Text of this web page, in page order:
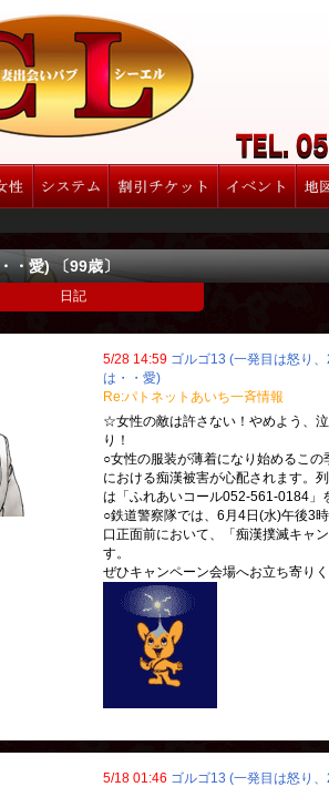
・愛) 〔99歳〕
日記
5/28 14:59 ゴルゴ13 (一発目は怒り
は・・愛)
Re:パトネットあいち一斉情報
☆女性の敵は許さない！やめよう、
り！
○女性の服装が薄着になり始めるこの
における痴漢被害が心配されます。
は「ふれあいコール052-561-0184」
○鉄道警察隊では、6月4日(水)午後3
口正面前において、「痴漢撲滅キャ
す。
ぜひキャンペーン会場へお立ち寄りく
5/18 01:46 ゴルゴ13 (一発目は怒り